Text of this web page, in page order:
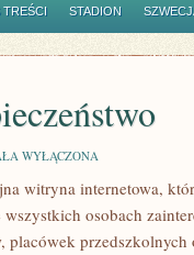
TREŚCI STADION
WYŁĄCZONA
witryna internetowa,
osobach
placówek